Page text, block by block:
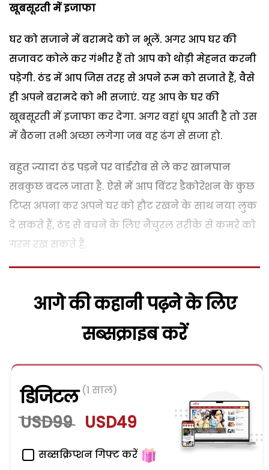
खूबसूरती में इजाफा
घर को सजाने में बरामदे को न भूलें. अगर आप घर की
सजावट कोले कर गंभीर हैं तो आप को थोड़ी मेहनत करनी
पड़ेगी. ठंड में आप जिस तरह से अपने रूम को सजाते हैं, वैसे
ही अपने बरामदे को भी सजाएं. यह आप के घर की
खूबसूरती में इजाफा कर देगा. अगर वहां धूप आती है तो उस
में बैठना तभी अच्छा लगेगा जब वह ढंग से सजा हो.
बहुत ज्यादा ठंड पड़ने पर वार्डरोब से ले कर खानपान
सबकुछ बदल जाता है. ऐसे में आप विंटर डैकोरेशन के कुछ
टिप्स अपना कर अपने घर को हौट रखने के साथ नया लुक
दे सकते हैं, ठंड से बचने के लिए नैचुरल तरीके से कमरे को
गरम रख सकते हैं.
आगे की कहानी पढ़ने के लिए
सब्सक्राइब करें
डिजिटल (1 साल)
USD99 USD49
सब्सक्रिप्शन गिफ्ट करें